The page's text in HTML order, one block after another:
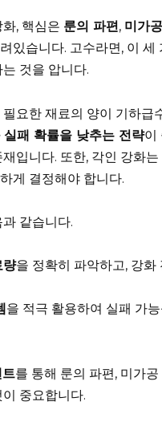
, 핵심은 룬의 파편, 미가
있습니다. 고수라면, 이
것을 압니다.
요한 재료의 양이 기하
실패 확률을 낮추는 전략이
입니다. 또한, 각인 강화는
게 결정해야 합니다.
같습니다.
량을 정확히 파악하고, 강화
을 적극 활용하여 실패 가
를 통해 룬의 파편, 미가
중요합니다.